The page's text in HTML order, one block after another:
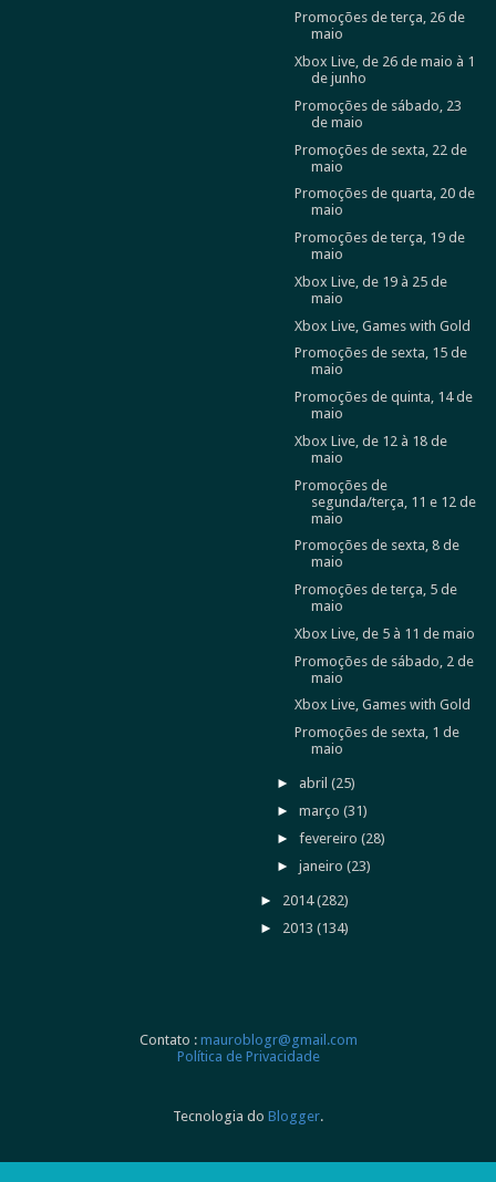
Promoções de terça, 26 de
maio
Xbox Live, de 26 de maio à 1
de junho
Promoções de sábado, 23
de maio
Promoções de sexta, 22 de
maio
Promoções de quarta, 20 de
maio
Promoções de terça, 19 de
maio
Xbox Live, de 19 à 25 de
maio
Xbox Live, Games with Gold
Promoções de sexta, 15 de
maio
Promoções de quinta, 14 de
maio
Xbox Live, de 12 à 18 de
maio
Promoções de
segunda/terça, 11 e 12 de
maio
Promoções de sexta, 8 de
maio
Promoções de terça, 5 de
maio
Xbox Live, de 5 à 11 de maio
Promoções de sábado, 2 de
maio
Xbox Live, Games with Gold
Promoções de sexta, 1 de
maio
► abril(25)
►março(31)
►fevereiro(28)
►janeiro(23)
► 2014(282)
► 2013 (134)
Contato : mauroblogr@gmail.com
Política de Privacidade
Tecnologia do Blogger.